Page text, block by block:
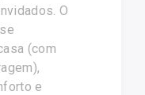
O
(com
e